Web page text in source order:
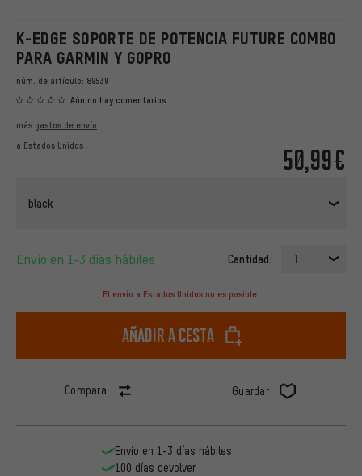
K-EDGE SOPORTE DE POTENCIA FUTURE COMBO
PARA GARMIN Y GOPRO
núm. de artículo: 89539
Aún no hay comentarios
50,99€
más gastos de envío
a Estados Unidos
black
Envío en 1-3 días hábiles Cantidad: 1
El envío a Estados Unidos no es posible.
Añadir a cesta
Compara Guardar
Envío en 1-3 días hábiles
100 días devolver